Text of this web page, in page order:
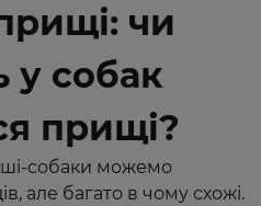
чи
у собак
прищі?
собаки можемо
але багато в чому схожі.